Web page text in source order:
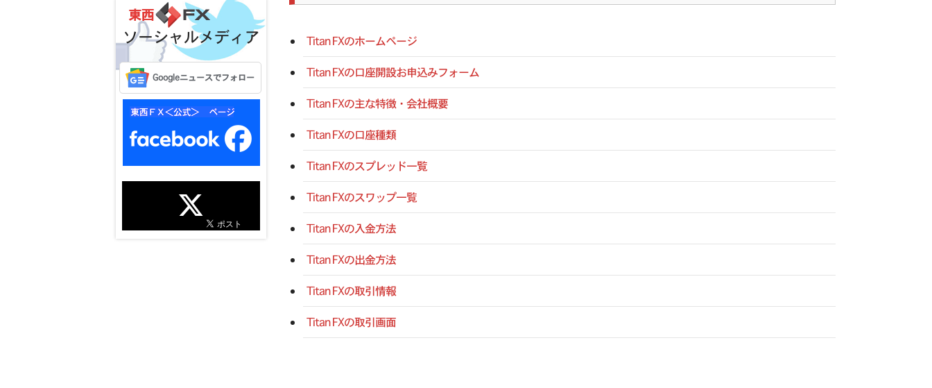
ソーシャルメディア
Googleニュースでフォロー
Titan FXのホームページ
Titan FXの口座開設お申込みフォーム
Titan FXの主な特徴・会社概要
Titan FXの口座種類
Titan FXのスプレッド一覧
Titan FXのスワップ一覧
Titan FXの入金方法
Titan FXの出金方法
Titan FXの取引情報
Titan FXの取引画面